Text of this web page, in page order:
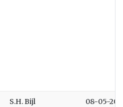
S.H. Bijl 08-05-